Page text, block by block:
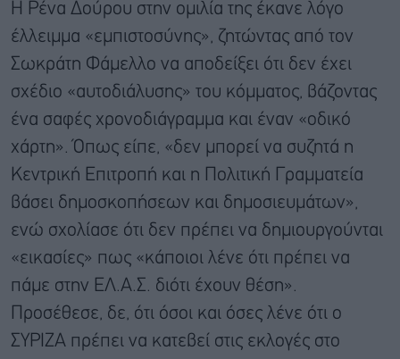
Η Ρένα Δούρου στην ομιλία της έκανε λόγο
έλλειμμα «εμπιστοσύνης», ζητώντας από τον
Σωκράτη Φάμελλο να αποδείξει ότι δεν έχει
σχέδιο «αυτοδιάλυσης» του κόμματος, βάζοντας
ένα σαφές χρονοδιάγραμμα και έναν «οδικό
χάρτη». Όπως είπε, «δεν μπορεί να συζητά η
Κεντρική Επιτροπή και η Πολιτική Γραμματεία
βάσει δημοσκοπήσεων και δημοσιευμάτων»,
ενώ σχολίασε ότι δεν πρέπει να δημιουργούνται
«εικασίες» πως «κάποιοι λένε ότι πρέπει να
πάμε στην ΕΛ.Α.Σ. διότι έχουν θέση».
Προσέθεσε, δε, ότι όσοι και όσες λένε ότι ο
ΣΥΡΙΖΑ πρέπει να κατεβεί στις εκλογές στο